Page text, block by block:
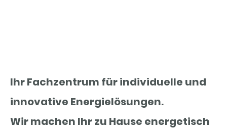
Ihr Fachzentrum für individuelle und
innovative Energielösungen.
Wir machen Ihr zu Hause energetisch